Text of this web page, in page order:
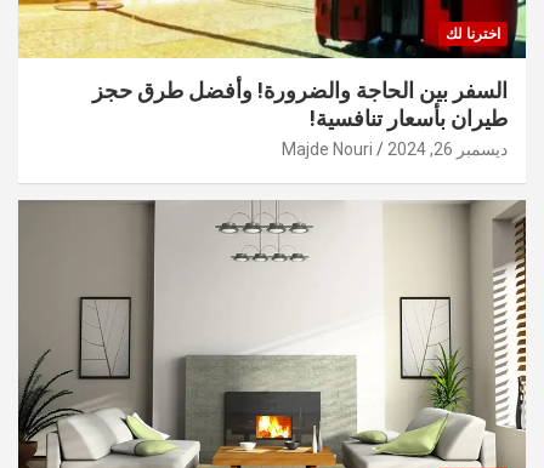
اخترنا لك
السفر بين الحاجة والضرورة! وأفضل طرق حجز
طيران بأسعار تنافسية!
ديسمبر 26, 2024 Majde Nouri